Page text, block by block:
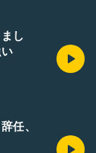
し
任、